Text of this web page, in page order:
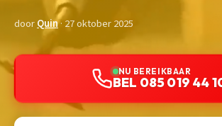
doorQuin· 27 oktober 2025
NU BEREIKBAAR
BEL 085 019 44